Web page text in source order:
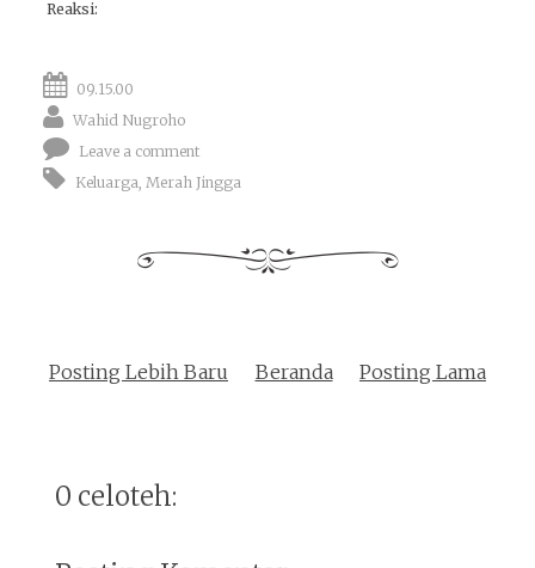
Reaksi:
09.15.00
Wahid Nugroho
Leave a comment
Keluarga Merah Jingga
Posting Lebih Baru Posting Lama
Beranda
0 celoteh: